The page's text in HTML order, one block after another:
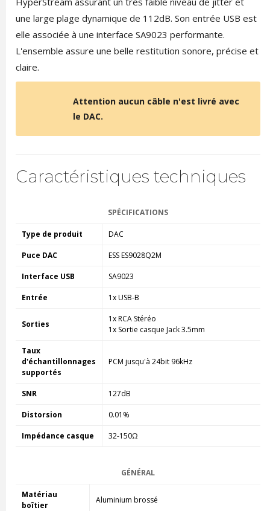
une large plage dynamique de 112dB. Son entrée USB est
elle associée à une interface SA9023 performante.
L'ensemble assure une belle restitution sonore, précise et
claire.
Attention aucun câble n'est livré avec
le DAC.
Caractéristiques techniques
SPÉCIFICATIONS
Type de produit DAC
Puce DAC ESS ES9028Q2M
Interface USB SA9023
Entrée 1x USB-B
Sorties
1x RCA Stéréo
1x Sortie casque Jack 3.5mm
Taux
d'échantillonnages
supportés
PCM jusqu'à 24bit 96kHz
SNR 127dB
Distorsion 0.01%
Impédance casque 32-150Ω
GÉNÉRAL
Matériau
boîtier
Aluminium brossé